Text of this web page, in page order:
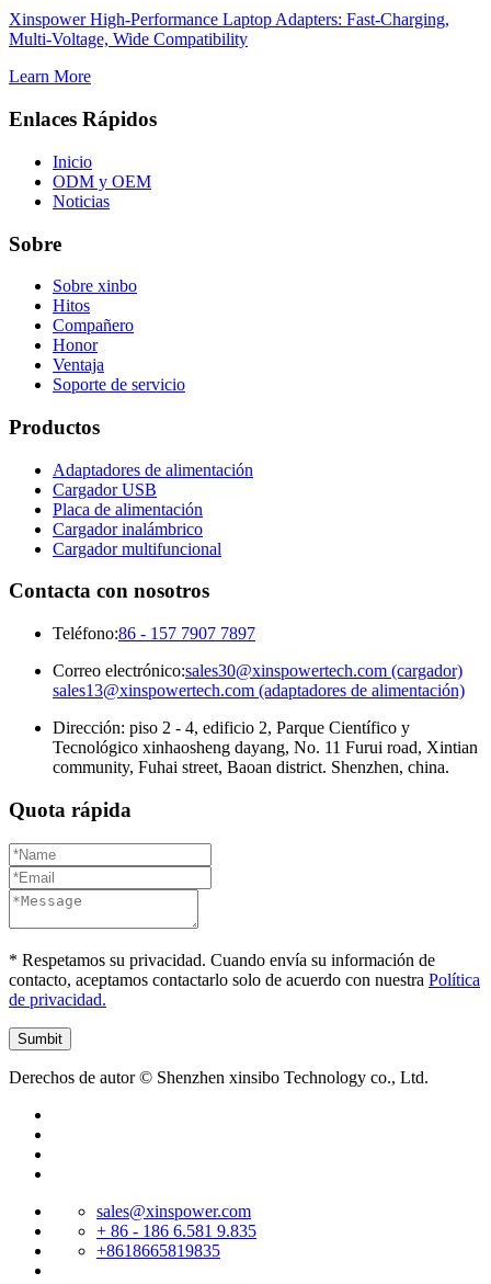
Xinspower High-Performance Laptop Adapters: Fast-Charging,
Multi-Voltage, Wide Compatibility
Learn More
Enlaces Rápidos
Inicio
ODM y OEM
Noticias
Sobre
Sobre xinbo
Hitos
Compañero
Honor
Ventaja
Soporte de servicio
Productos
Adaptadores de alimentación
Cargador USB
Placa de alimentación
Cargador inalámbrico
Cargador multifuncional
Contacta con nosotros
Teléfono:86 - 157 7907 7897
Correo electrónico:sales30@xinspowertech.com (cargador)
sales13@xinspowertech.com (adaptadores de alimentación)
Dirección: piso 2 - 4, edificio 2, Parque Científico y
Tecnológico xinhaosheng dayang, No. 11 Furui road, Xintian
community, Fuhai street, Baoan district. Shenzhen, china.
Quota rápida
* Respetamos su privacidad. Cuando envía su información de
contacto, aceptamos contactarlo solo de acuerdo con nuestra Política
de privacidad.
Derechos de autor © Shenzhen xinsibo Technology co., Ltd.
sales@xinspower.com
+ 86 - 186 6.581 9.835
+8618665819835